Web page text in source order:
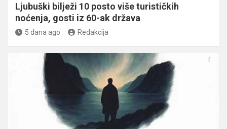
Ljubuški bilježi 10 posto više turističkih
noćenja, gosti iz 60-ak država
5 dana ago Redakcija